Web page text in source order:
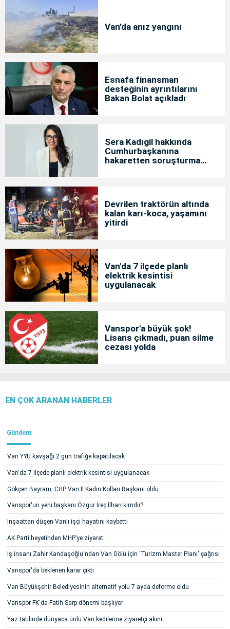
Van’da anız yangını
Esnafa finansman
desteğinin ayrıntılarını
Bakan Bolat açıkladı
Sera Kadıgil hakkında
Cumhurbaşkanına
hakaretten soruşturma
Devrilen traktörün altında
kalan karı-koca, yaşamını
yitirdi
Van'da 7 ilçede planlı
elektrik kesintisi
uygulanacak
Vanspor'a büyük şok!
Lisans çıkmadı, puan silme
cezası yolda
EN ÇOK ARANAN HABERLER
Gündem
Van YYÜ kavşağı 2 gün trafiğe kapatılacak
Van'da 7 ilçede planlı elektrik kesintisi uygulanacak
Gökçen Bayram, CHP Van İl Kadın Kolları Başkanı oldu
Vanspor'un yeni başkanı Özgür İreç İlhan kimdir?
İnşaattan düşen Vanlı işçi hayatını kaybetti
AK Parti heyetinden MHP’ye ziyaret
İş insanı Zahir Kandaşoğlu'ndan Van Gölü için 'Turizm Master Planı' çağrısı
Vanspor'da beklenen karar çıktı
Van Büyükşehir Belediyesinin alternatif yolu 7 ayda deforme oldu
Vanspor FK'da Fatih Sarp dönemi başlıyor
Yaz tatilinde dünyaca ünlü Van kedilerine ziyaretçi akını